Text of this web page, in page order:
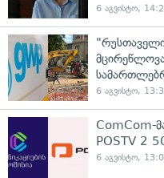
6 აგვისტო,
6 აგვისტო,
ComCom-
POSTV 2
6 აგვისტო,